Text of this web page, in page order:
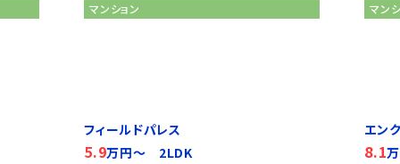
マンション
フィールドパレス
5.9万円～ 2LDK
マン
エン
8.1